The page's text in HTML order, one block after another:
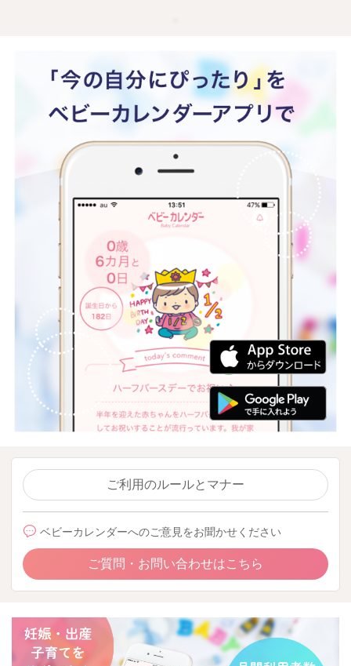
ご利用のルールとマナー
ベビーカレンダーへのご意見をお聞かせください
ご質問・お問い合わせはこちら